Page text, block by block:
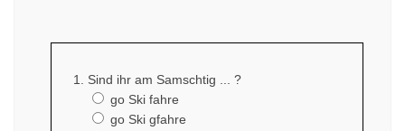
Sind ihr am Samschtig ... ?
go Ski fahre
go Ski gfahre